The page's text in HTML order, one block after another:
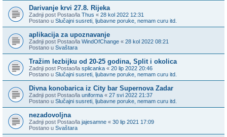
Darivanje krvi 27.8. Rijeka
Zadnji post Postao/la Thus « 28 kol 2022 12:31
Postano u Slučajni susreti, ljubavne poruke, nemam curu itd.
aplikacija za upoznavanje
Zadnji post Postao/la WindOfChange « 28 kol 2022 08:21
Postano u Svaštara
Tražim lezbijku od 20-25 godina, Split i okolica
Zadnji post Postao/la splicanka « 20 lip 2022 20:46
Postano u Slučajni susreti, ljubavne poruke, nemam curu itd.
Divna konobarica iz City bar Supernova Zadar
Zadnji post Postao/la uniforma « 27 svi 2022 21:37
Postano u Slučajni susreti, ljubavne poruke, nemam curu itd.
nezadovoljna
Zadnji post Postao/la jajesamne « 30 lip 2021 17:09
Postano u Svaštara